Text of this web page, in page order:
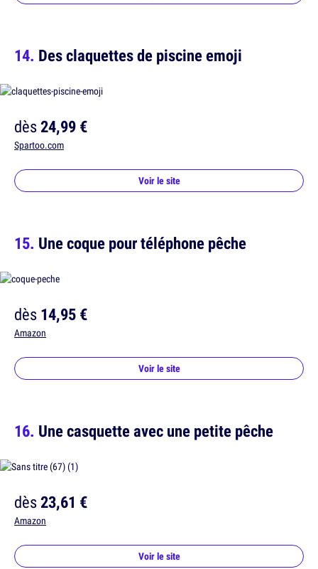
Des claquettes de piscine emoji
dès24,99 €
Spartoo.com
Voir le site
Une coque pour téléphone pêche
dès14,95 €
Amazon
Voir le site
Une casquette avec une petite pêche
dès23,61 €
Amazon
Voir le site